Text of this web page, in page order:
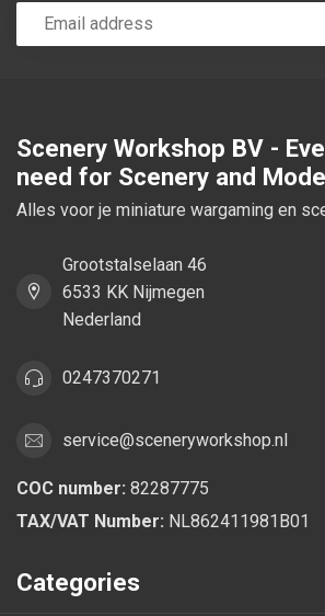
Scenery Workshop BV -
need for Scenery and
Alles voor je miniature wargaming en
Grootstalselaan 46
6533 KK Nijmegen
Nederland
0247370271
service@sceneryworkshop.nl
COC number: 82287775
TAX/VAT Number: NL862411981B01
Categories